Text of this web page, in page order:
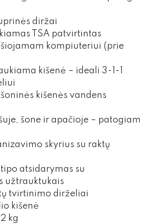
diržai
TSA patvirtintas
kompiuteriui (prie
kišenė – ideali 3-1-1
kišenės vandens
šone ir apačioje – patogiam
skyrius su raktų
atsidarymas su
užtrauktukais
tvirtinimo dirželiai
kišenė
kg